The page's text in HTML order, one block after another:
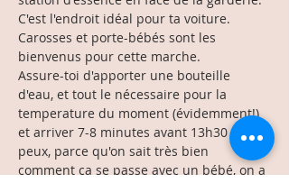
C'est l'endroit idéal pour ta voiture.
Carosses et porte-bébés sont les
bienvenus pour cette marche.
Assure-toi d'apporter une bouteille
d'eau, et tout le nécessaire pour la
temperature du moment (évidemment!)
et arriver 7-8 minutes avant 13h30 (si tu
peux, parce qu'on sait très bien
comment ça se passe avec un bébé, on a